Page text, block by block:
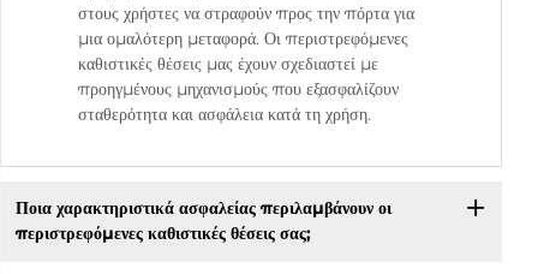
στους χρήστες να στραφούν προς την πόρτα για
μια ομαλότερη μεταφορά. Οι περιστρεφόμενες
καθιστικές θέσεις μας έχουν σχεδιαστεί με
προηγμένους μηχανισμούς που εξασφαλίζουν
σταθερότητα και ασφάλεια κατά τη χρήση.
Ποια χαρακτηριστικά ασφαλείας περιλαμβάνουν οι
περιστρεφόμενες καθιστικές θέσεις σας;